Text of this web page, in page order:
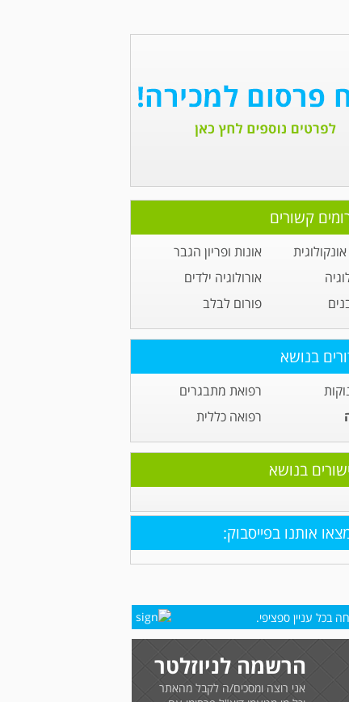
קשורים
אונות ופריון הגבר
אורולוגיה ילדים
פורום לבלב
בנושא
רפואת מתבגרים
רפואה כללית
בנושא
אותנו בפייסבוק:
בכל עניין ספציפי.
הרשמה לניוזלטר
אני רוצה ומסכים/ה לקבל מהאתר